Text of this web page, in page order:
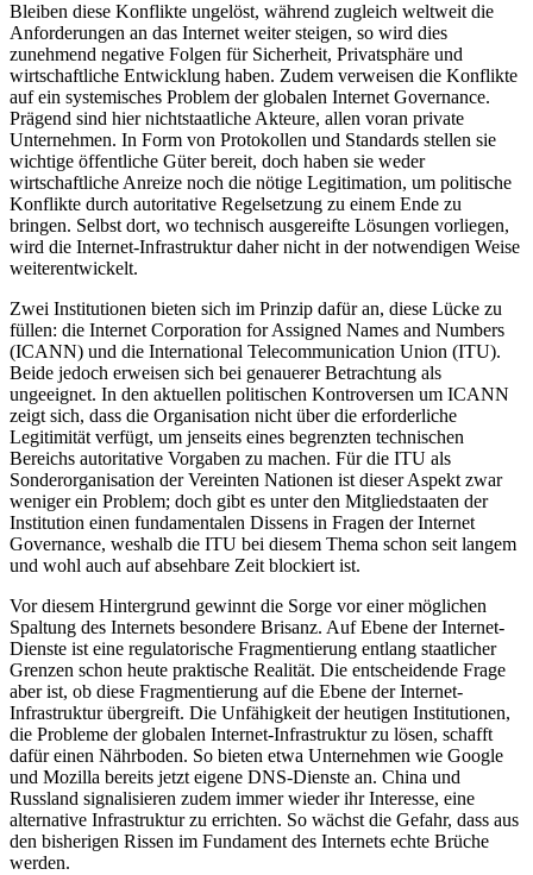
Bleiben diese Konflikte ungelöst, während zugleich weltweit die
Anforderungen an das Internet weiter steigen, so wird dies
zunehmend negative Folgen für Sicherheit, Privatsphäre und
wirtschaftliche Entwicklung haben. Zudem verweisen die Konflikte
auf ein systemisches Problem der globalen Internet Governance.
Prägend sind hier nichtstaatliche Akteure, allen voran private
Unternehmen. In Form von Pro­tokollen und Standards stellen sie
wichtige öffent­liche Güter bereit, doch haben sie weder
wirtschaftliche Anreize noch die nötige Legitimation, um politische
Konflikte durch autoritative Regelsetzung zu einem Ende zu
bringen. Selbst dort, wo technisch ausgereifte Lösun­gen vorliegen,
wird die Internet-Infrastruktur daher nicht in der notwendigen Weise
weiterentwickelt.
Zwei Institutionen bieten sich im Prinzip dafür an, diese Lücke zu
füllen: die Internet Corporation for Assigned Names and Numbers
(ICANN) und die Inter­national Telecommunication Union (ITU).
Beide jedoch erweisen sich bei genauerer Betrachtung als
ungeeignet. In den aktuellen politischen Kontroversen um ICANN
zeigt sich, dass die Organisation nicht über die erforderliche
Legitimität verfügt, um jenseits eines begrenzten technischen
Bereichs autoritative Vorgaben zu machen. Für die ITU als
Sonderorganisation der Vereinten Nationen ist dieser Aspekt zwar
weniger ein Problem; doch gibt es unter den Mit­glied­staaten der
Institution einen fundamentalen Dissens in Fragen der Internet
Governance, weshalb die ITU bei diesem Thema schon seit langem
und wohl auch auf absehbare Zeit blockiert ist.
Vor diesem Hintergrund gewinnt die Sorge vor einer möglichen
Spaltung des Internets besondere Brisanz. Auf Ebene der Internet-
Dienste ist eine regulatorische Fragmentierung entlang staatlicher
Grenzen schon heute praktische Realität. Die ent­scheidende Frage
aber ist, ob diese Fragmentierung auf die Ebene der Internet-
Infrastruktur übergreift. Die Unfähigkeit der heutigen Institutionen,
die Prob­leme der globalen Internet-Infrastruktur zu lösen, schafft
dafür einen Nährboden. So bieten etwa Unter­nehmen wie Google
und Mozilla bereits jetzt eigene DNS-Dienste an. China und
Russland signalisieren zudem immer wieder ihr Interesse, eine
alternative Infrastruktur zu errichten. So wächst die Gefahr, dass aus
den bisherigen Rissen im Fundament des Inter­nets echte Brüche
werden.